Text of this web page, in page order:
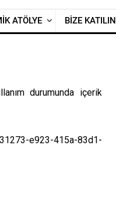
ATÖLYE BİZE KATILIN
durumunda içerik
e923-415a-83d1-